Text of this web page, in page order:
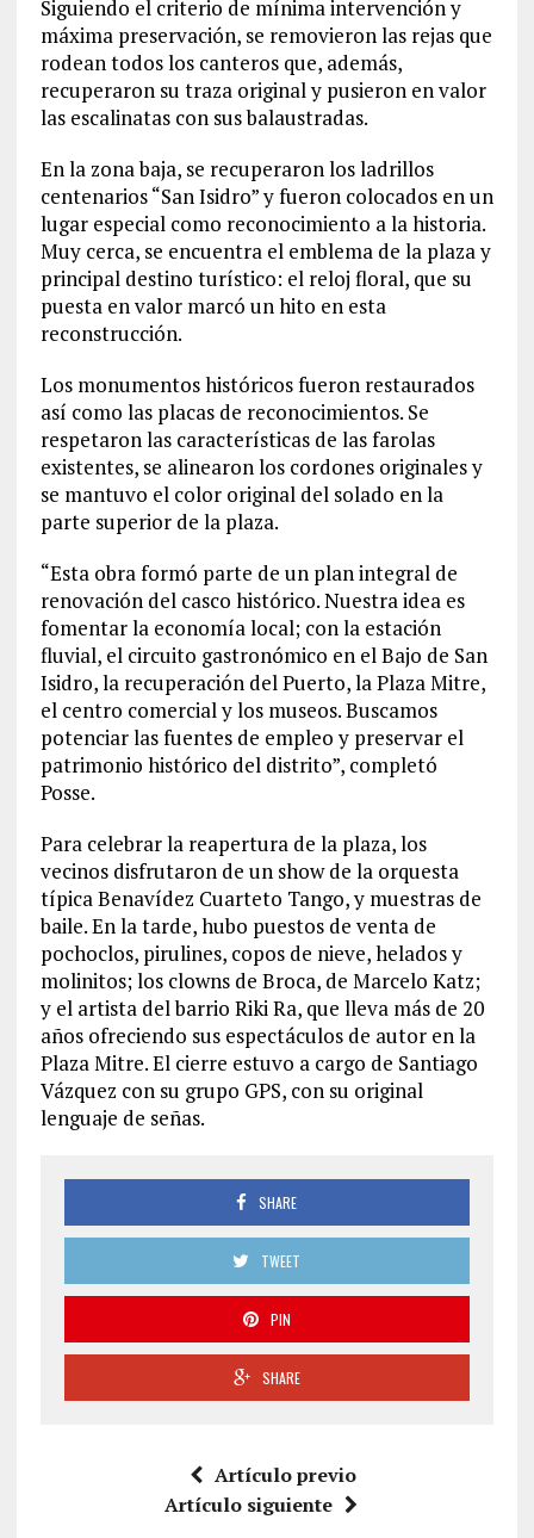
Siguiendo el criterio de mínima intervención y
máxima preservación, se removieron las rejas que
rodean todos los canteros que, además,
recuperaron su traza original y pusieron en valor
las escalinatas con sus balaustradas.
En la zona baja, se recuperaron los ladrillos
centenarios “San Isidro” y fueron colocados en un
lugar especial como reconocimiento a la historia.
Muy cerca, se encuentra el emblema de la plaza y
principal destino turístico: el reloj floral, que su
puesta en valor marcó un hito en esta
reconstrucción.
Los monumentos históricos fueron restaurados
así como las placas de reconocimientos. Se
respetaron las características de las farolas
existentes, se alinearon los cordones originales y
se mantuvo el color original del solado en la
parte superior de la plaza.
“Esta obra formó parte de un plan integral de
renovación del casco histórico. Nuestra idea es
fomentar la economía local; con la estación
fluvial, el circuito gastronómico en el Bajo de San
Isidro, la recuperación del Puerto, la Plaza Mitre,
el centro comercial y los museos. Buscamos
potenciar las fuentes de empleo y preservar el
patrimonio histórico del distrito”, completó
Posse.
Para celebrar la reapertura de la plaza, los
vecinos disfrutaron de un show de la orquesta
típica Benavídez Cuarteto Tango, y muestras de
baile. En la tarde, hubo puestos de venta de
pochoclos, pirulines, copos de nieve, helados y
molinitos; los clowns de Broca, de Marcelo Katz;
y el artista del barrio Riki Ra, que lleva más de 20
años ofreciendo sus espectáculos de autor en la
Plaza Mitre. El cierre estuvo a cargo de Santiago
Vázquez con su grupo GPS, con su original
lenguaje de señas.
SHARE
TWEET
PIN
SHARE
Artículo previo
Artículo siguiente